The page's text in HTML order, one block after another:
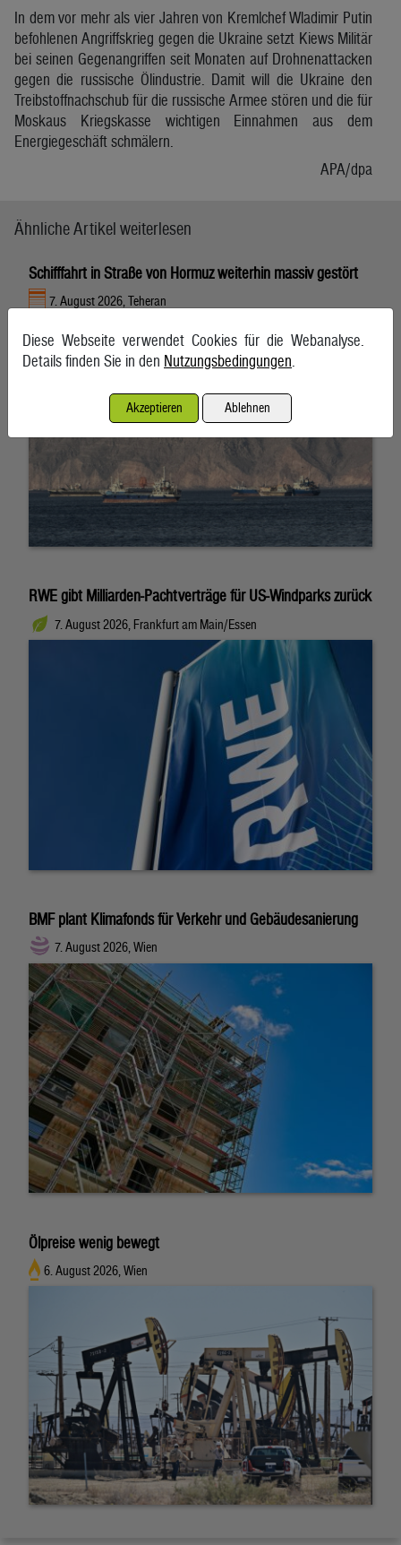
In dem vor mehr als vier Jahren von Kremlchef Wladimir Putin
befohlenen Angriffskrieg gegen die Ukraine setzt Kiews Militär
bei seinen Gegenangriffen seit Monaten auf Drohnenattacken
gegen die russische Ölindustrie. Damit will die Ukraine den
Treibstoffnachschub für die russische Armee stören und die für
Moskaus Kriegskasse wichtigen Einnahmen aus dem
Energiegeschäft schmälern.
APA/dpa
Ähnliche Artikel weiterlesen
Schifffahrt in Straße von Hormuz weiterhin massiv gestört
7. August 2026, Teheran
RWE gibt Milliarden-Pachtverträge für US-Windparks zurück
7. August 2026, Frankfurt am Main/Essen
BMF plant Klimafonds für Verkehr und Gebäudesanierung
7. August 2026, Wien
Ölpreise wenig bewegt
6. August 2026, Wien
Diese Webseite verwendet Cookies für die Webanalyse.
Details finden Sie in den Nutzungsbedingungen.
Akzeptieren Ablehnen